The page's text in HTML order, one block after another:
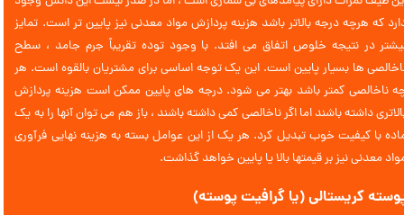
که هرچه درجه بالاتر باشد هزینه پردازش مواد معدنی نیز پایین تر است. تمایز
در نتیجه خلوص اتفاق می افتد. با وجود توده تقریباً جرم جامد ، سطح
ها بسیار پایین است. این یک توجه اساسی برای مشتریان بالقوه است. هر
ناخالصی کمتر باشد بهتر می شود. درجه های پایین ممکن است هزینه پردازش
داشته باشند اما اگر ناخالصی کمی داشته باشند ، باز هم می توان آنها را به یک
با کیفیت خوب تبدیل کرد. هر یک از این عوامل بسته به هزینه نهایی فرآوری
معدنی نیز بر قیمتها بالا یا پایین خواهد گذاشت.
کریستالی (یا گرافیت پوسته)